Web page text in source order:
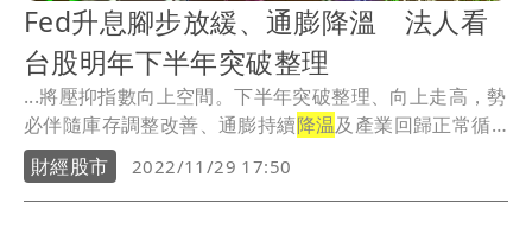
Fed升息腳步放緩、通膨降溫 法人看
台股明年下半年突破整理
...將壓抑指數向上空間。下半年突破整理、向上走高，勢
必伴隨庫存調整改善、通膨持續降温及產業回歸正常循
環。
財經股市 2022/11/29 17:50